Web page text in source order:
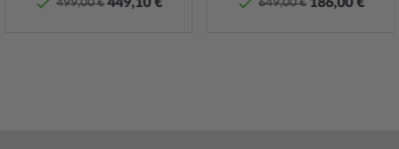
499,00 € 649,00 €